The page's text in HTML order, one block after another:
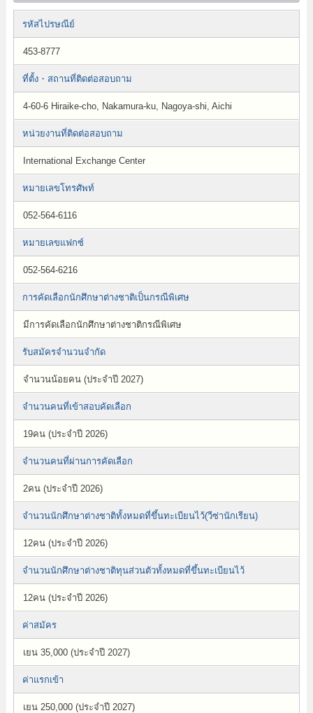
รหัสไปรษณีย์
453-8777
ที่ตั้ง・สถานที่ติดต่อสอบถาม
4-60-6 Hiraike-cho, Nakamura-ku, Nagoya-shi, Aichi
หน่วยงานที่ติดต่อสอบถาม
International Exchange Center
หมายเลขโทรศัพท์
052-564-6116
หมายเลขแฟกซ์
052-564-6216
การคัดเลือกนักศึกษาต่างชาติเป็นกรณีพิเศษ
มีการคัดเลือกนักศึกษาต่างชาติกรณีพิเศษ
รับสมัครจำนวนจำกัด
จำนวนน้อยคน (ประจำปี 2027)
จำนวนคนที่เข้าสอบคัดเลือก
19คน (ประจำปี 2026)
จำนวนคนที่ผ่านการคัดเลือก
2คน (ประจำปี 2026)
จำนวนนักศึกษาต่างชาติทั้งหมดที่ขึ้นทะเบียนไว้(วีซ่านักเรียน)
12คน (ประจำปี 2026)
จำนวนนักศึกษาต่างชาติทุนส่วนตัวทั้งหมดที่ขึ้นทะเบียนไว้
12คน (ประจำปี 2026)
ค่าสมัคร
เยน 35,000 (ประจำปี 2027)
ค่าแรกเข้า
เยน 250,000 (ประจำปี 2027)